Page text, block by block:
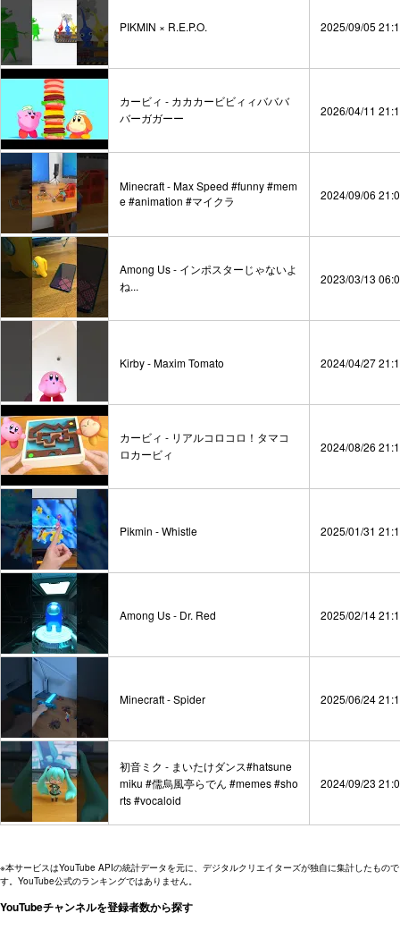
PIKMIN × R.E.P.O. 2025/09/05
カービィ - カカカービビィィバババ
バーガガーー
2026/04/11
Minecraft - Max Speed #funny #mem
e #animation #マイクラ
2024/09/06
Among Us - インポスターじゃないよ
ね...
2023/03/13
Kirby - Maxim Tomato 2024/04/27
カービィ - リアルコロコロ！タマコ
ロカービィ
2024/08/26
Pikmin - Whistle 2025/01/31
Among Us - Dr. Red 2025/02/14
Minecraft - Spider 2025/06/24
初音ミク - まいたけダンス#hatsune
miku #儒烏風亭らでん #memes #sho
rts #vocaloid
2024/09/23
※本サービスはYouTube APIの統計データを元に、デジタルクリエイターズが独自に集計したもので
す。YouTube公式のランキングではありません。
YouTubeチャンネルを登録者数から探す